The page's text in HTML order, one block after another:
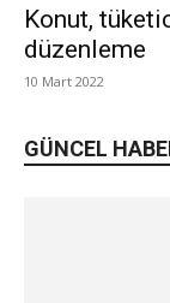
Konut,
düzenleme
10 Mart 2022
GÜNCEL